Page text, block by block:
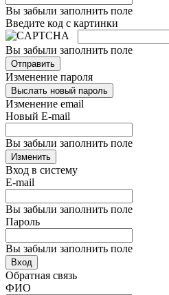
Вы забыли заполнить поле
Введите код с картинки
Вы забыли заполнить поле
Отправить
Изменение пароля
Выслать новый пароль
Изменение email
Новый E-mail
Вы забыли заполнить поле
Изменить
Вход в систему
E-mail
Вы забыли заполнить поле
Пароль
Вы забыли заполнить поле
Вход
Обратная связь
ФИО